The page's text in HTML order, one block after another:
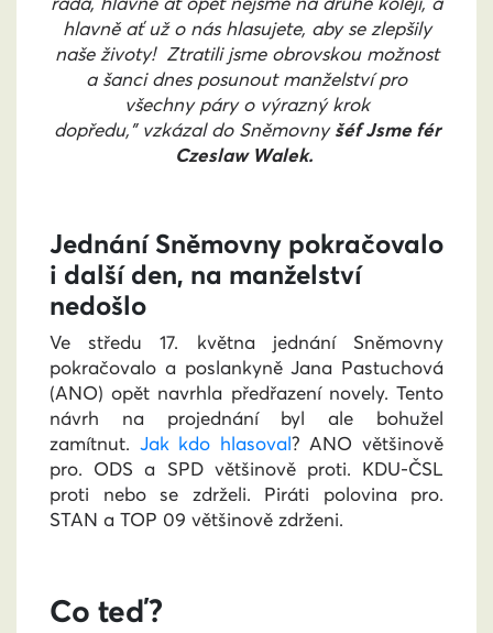
hlavně ať už o nás hlasujete, aby se zlepšily
naše životy! Ztratili jsme obrovskou možnost
a šanci dnes posunout manželství pro
všechny páry o výrazný krok
dopředu,” vzkázal do Sněmovnyšéf Jsme fér
Czeslaw Walek.
Jednání Sněmovny pokračovalo
i další den, na manželství
nedošlo
Ve středu 17. května jednání Sněmovny
pokračovalo a poslankyně Jana Pastuchová
(ANO) opět navrhla předřazení novely. Tento
návrh na projednání byl ale bohužel
zamítnut. Jak kdo hlasoval? ANO většinově
pro. ODS a SPD většinově proti. KDU-ČSL
proti nebo se zdrželi. Piráti polovina pro.
STAN a TOP 09 většinově zdrženi.
Co teď?